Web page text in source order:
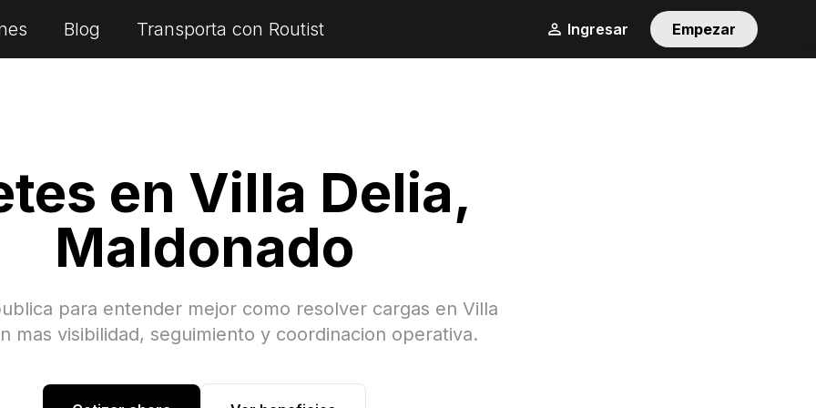
Blog Transporta con Routist Ingresar Empezar
en Villa Delia,
Maldonado
para entender mejor como resolver cargas en Villa
mas visibilidad, seguimiento y coordinacion operativa.